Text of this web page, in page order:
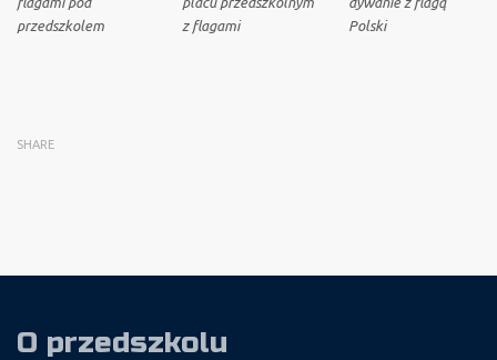
przedszkolem
z flagami
Polski
SHARE
O przedszkolu